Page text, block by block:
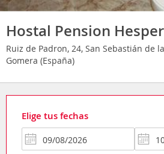
Hostal Pension
Ruiz de Padron, 24, San Sebastián de
Gomera (España)
Elige tus fechas